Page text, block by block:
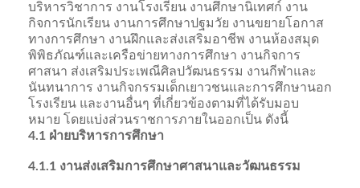
บริหารวิชาการ งานโรงเรียน งานศึกษานิเทศก์ งาน
กิจการนักเรียน งานการศึกษาปฐมวัย งานขยายโอกาส
ทางการศึกษา งานฝึกและส่งเสริมอาชีพ งานห้องสมุด
พิพิธภัณฑ์และเครือข่ายทางการศึกษา งานกิจการ
ศาสนา ส่งเสริมประเพณีศิลปวัฒนธรรม งานกีฬาและ
นันทนาการ งานกิจกรรมเด็กเยาวชนและการศึกษานอก
โรงเรียน และงานอื่นๆ ที่เกี่ยวข้องตามที่ได้รับมอบ
หมาย โดยแบ่งส่วนราชการภายในออกเป็น ดังนี้
4.1 ฝ่ายบริหารการศึกษา
4.1.1 งานส่งเสริมการศึกษาศาสนาและวัฒนธรรม